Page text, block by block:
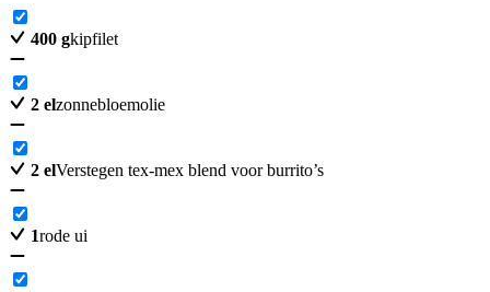
400 gkipfilet
2 elzonnebloemolie
2 elVerstegen tex-mex blend voor burrito’s
1rode ui